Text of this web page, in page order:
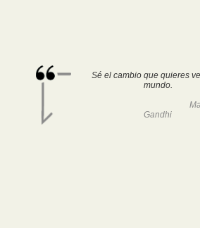
Sé el cambio que quieres
mundo.
Gandhi